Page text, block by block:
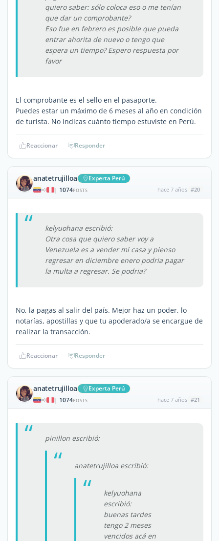
quiero saber: sólo coloca eso o me tenían
que dar un comprobante?
Eso fue en febrero es posible que pueda
entrar ahorita de nuevo o tengo que
espera un tiempo? Espero respuesta por
favor
El comprobante es el sello en el pasaporte.
Puedes estar un máximo de 6 meses al año en condición
de turista. No indicas cuánto tiempo estuviste en Perú.
Reaccionar Responder
anatetrujilloa Experta Perú
| 1074POSTS hace 7 años #20
kelyuohana escribió:
Otra cosa que quiero saber voy a
Venezuela es a vender mi casa y pienso
regresar en diciembre enero podria pagar
la multa a regresar. Se podria?
No, la pagas al salir del país. Mejor haz un poder, lo
notarías, apostillas y que tu apoderado/a se encargue de
realizar la transacción.
Reaccionar Responder
anatetrujilloa Experta Perú
| 1074POSTS hace 7 años #21
pinillon escribió:
anatetrujilloa escribió:
kelyuohana
escribió:
buenas tardes
tengo 2 meses
vencidos acá en